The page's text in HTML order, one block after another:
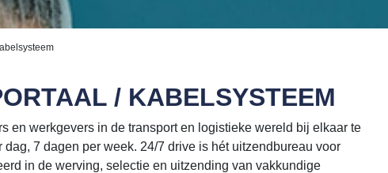
/ KABELSYSTEEM
en werkgevers in de transport en logistieke wereld bij elkaar te
dag, 7 dagen per week. 24/7 drive is hét uitzendbureau voor
in de werving, selectie en uitzending van vakkundige